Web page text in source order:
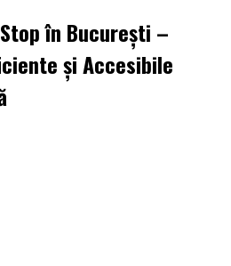
în București –
și Accesibile